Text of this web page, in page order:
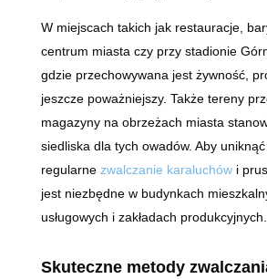
W miejscach takich jak restauracje,
centrum miasta czy przy stadionie
gdzie przechowywana jest żywność,
jeszcze poważniejszy. Także tereny
magazyny na obrzeżach miasta
siedliska dla tych owadów. Aby
regularne zwalczanie karaluchówi
jest niezbędne w budynkach
usługowych i zakładach produkcyjnych.
Skuteczne metody